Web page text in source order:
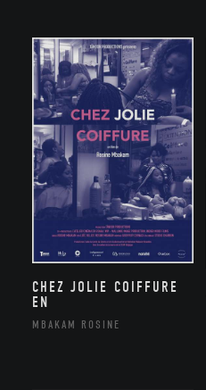
CHEZ JOLIE COIFFURE
EN
MBAKAM ROSINE